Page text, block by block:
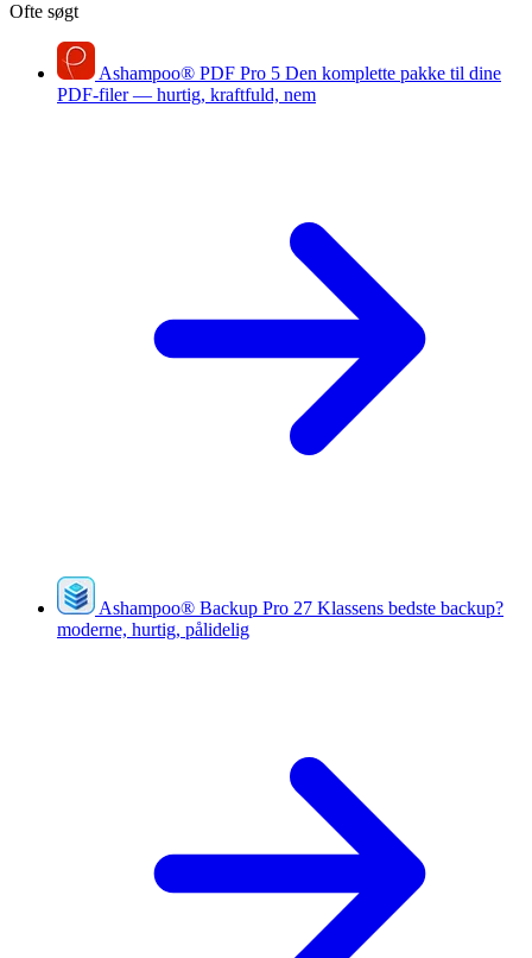
Ofte søgt
Ashampoo® PDF Pro 5 Den komplette pakke til dine
PDF-filer — hurtig, kraftfuld, nem
Ashampoo® Backup Pro 27 Klassens bedste backup?
moderne, hurtig, pålidelig